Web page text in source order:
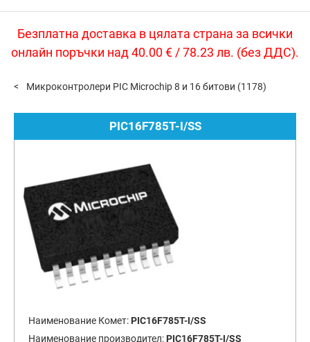
Безплатна доставка в цялата страна за всички
онлайн поръчки над 40.00 € / 78.23 лв. (без ДДС).
Микроконтролери PIC Microchip 8 и 16 битови (1178)
PIC16F785T-I/SS
Наименование Комет: PIC16F785T-I/SS
Наименование производител: PIC16F785T-I/SS